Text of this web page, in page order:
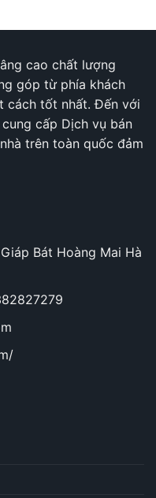
cao chất lượng
góp từ phía khách
cách tốt nhất. Đến với
cấp Dịch vụ bán
trên toàn quốc đảm
Bát Hoàng Mai Hà